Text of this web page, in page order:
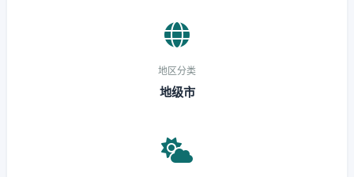
地区分类
地级市